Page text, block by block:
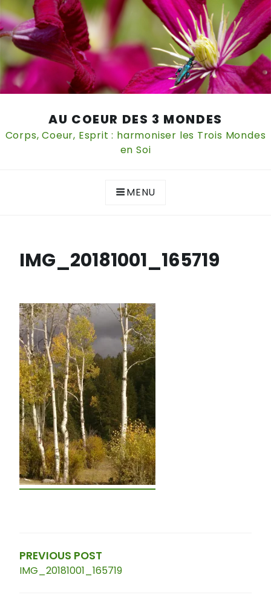
content
AU COEUR DES 3 MONDES
Corps, Coeur, Esprit : harmoniser les Trois Mondes
en Soi
MENU
IMG_20181001_165719
l’article
PREVIOUS POST
IMG_20181001_165719